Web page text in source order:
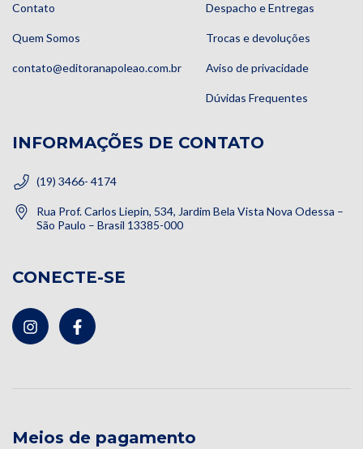
Contato
Quem Somos
contato@editoranapoleao.com.br
Despacho e Entregas
Trocas e devoluções
Aviso de privacidade
Dúvidas Frequentes
INFORMAÇÕES DE CONTATO
(19) 3466- 4174
Rua Prof. Carlos Liepin, 534, Jardim Bela Vista Nova Odessa –
São Paulo – Brasil 13385-000
CONECTE-SE
Meios de pagamento